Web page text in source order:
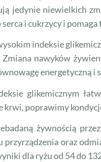
jedynie niewielkich
i cukrzycy i pomaga
indeksie
nawyków
energetyczną i
glikemicznym
poprawimy
żywnością
przyrządzenia oraz
dla ryżu od 54 do